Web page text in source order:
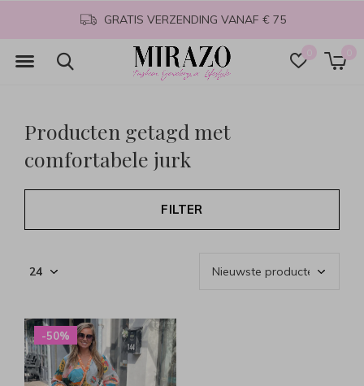
0 0
GRATIS VERZENDING VANAF € 75
Producten getagd met
comfortabele jurk
FILTER
-50%